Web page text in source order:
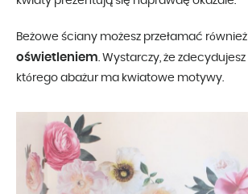
Beżowe ściany możesz przełamać również
oświetleniem . Wystarczy, że
którego abażur ma kwiatowe motywy.